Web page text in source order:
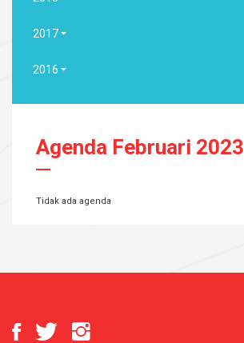
2017
2016
Agenda Februari 2023
Tidak ada agenda